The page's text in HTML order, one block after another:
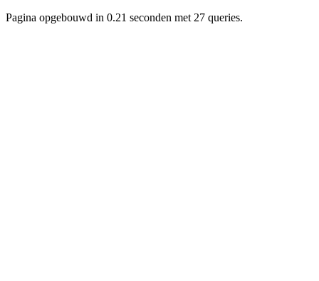
Pagina opgebouwd in 0.21 seconden met 27 queries.